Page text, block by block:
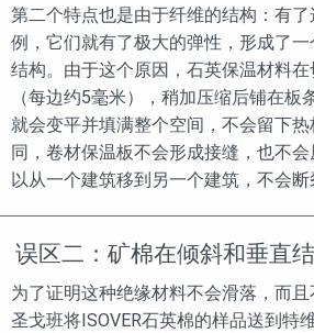
第二个特点也是由于纤维的结构：有
例，它们就有了极大的弹性，形成了
结构。由于这个原因，石英保温材料
（每边约5毫米），稍加压缩后铺在板
就会变平并填满整个空间，不会留下
同，卷材保温板不会形成接缝，也不
以从一个建筑移到另一个建筑，不会断
误区二：矿棉在倾斜和垂直
为了证明这种绝缘材料不会滑落，而且
圣戈班将ISOVER石英棉的样品送到特